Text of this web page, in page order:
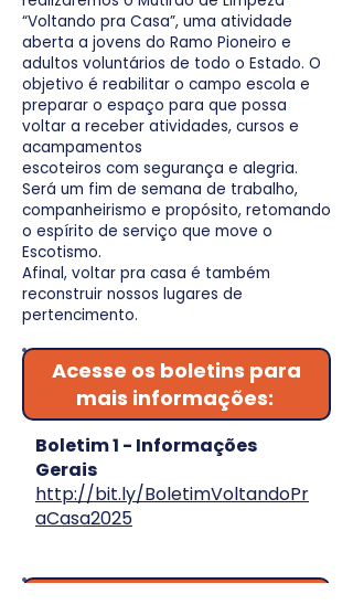
“Voltando pra Casa”, uma atividade
aberta a jovens do Ramo Pioneiro e
adultos voluntários de todo o Estado. O
objetivo é reabilitar o campo escola e
preparar o espaço para que possa
voltar a receber atividades, cursos e
acampamentos
escoteiros com segurança e alegria.
Será um fim de semana de trabalho,
companheirismo e propósito, retomando
o espírito de serviço que move o
Escotismo.
Afinal, voltar pra casa é também
reconstruir nossos lugares de
pertencimento.
Acesse os boletins para
mais informações:
Boletim 1 - Informações
Gerais
http://bit.ly/BoletimVoltandoPr
aCasa2025